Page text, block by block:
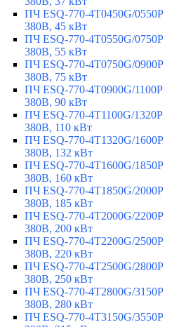
ПЧ ESQ-770-4T0450G/0550P
380В, 45 кВт
ПЧ ESQ-770-4T0550G/0750P
380В, 55 кВт
ПЧ ESQ-770-4T0750G/0900P
380В, 75 кВт
ПЧ ESQ-770-4T0900G/1100P
380В, 90 кВт
ПЧ ESQ-770-4T1100G/1320P
380В, 110 кВт
ПЧ ESQ-770-4T1320G/1600P
380В, 132 кВт
ПЧ ESQ-770-4T1600G/1850P
380В, 160 кВт
ПЧ ESQ-770-4T1850G/2000P
380В, 185 кВт
ПЧ ESQ-770-4T2000G/2200P
380В, 200 кВт
ПЧ ESQ-770-4T2200G/2500P
380В, 220 кВт
ПЧ ESQ-770-4T2500G/2800P
380В, 250 кВт
ПЧ ESQ-770-4T2800G/3150P
380В, 280 кВт
ПЧ ESQ-770-4T3150G/3550P